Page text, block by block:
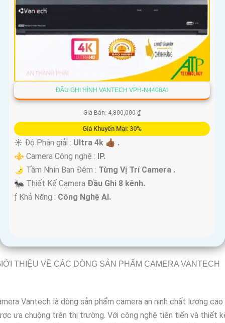
ĐẦU GHI HÌNH VANTECH VPH-N4408AI
Giá Bán: 4,800,000 ₫
Giá Khuyến Mại: 30%
☀️ Độ Phân giải : Ultra 4k 👍🏾 .
⚜️ Camera Công nghệ :
IP.
🌛 Tầm Nhìn Ban Đêm : Từng Vị Trí Camera .
🐜 Thiết Kế Camera Đầu Ghi 8 kênh.
️ƒ Khả Năng : Công Nghệ AI.
THIỆU VỀ CÁC DÒNG SẢN PHẨM CAMERA VANTECH
Vantech là dòng sản phẩm camera an ninh chất lượng cao
ưa chuộng trên thị trường. Với công nghệ tiên tiến và thiết